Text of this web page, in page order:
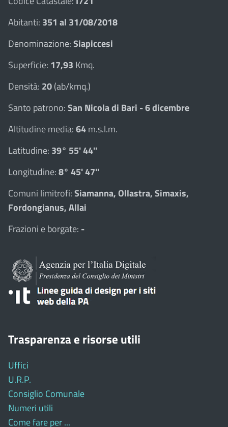
Abitanti: 351 al 31/08/2018
Denominazione:Siapiccesi
Superficie: 17,93 Kmq.
Densità: 20(ab/kmq.)
Santo patrono:San Nicola di Bari - 6 dicembre
Altitudine media:64m.s.l.m.
Latitudine: 39° 55' 44''
Longitudine:8° 45' 47''
Comuni limitrofi:Siamanna, Ollastra, Simaxis,
Fordongianus, Allai
Frazioni e borgate: -
Trasparenza e risorse utili
Uffici
U.R.P.
Consiglio Comunale
Numeri utili
Come fare per ...